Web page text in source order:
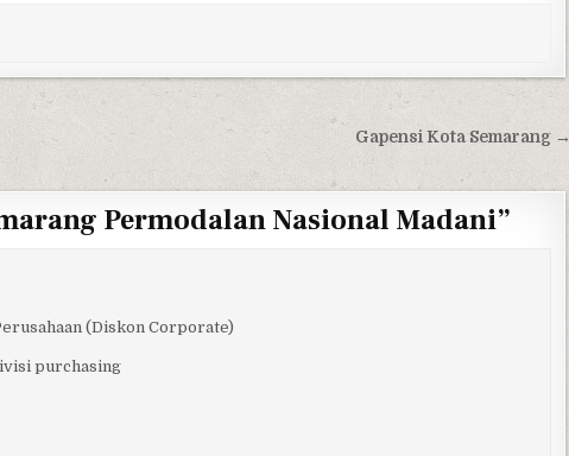
Gapensi Kota Semarang →
Permodalan Nasional Madani”
(Diskon Corporate)
purchasing